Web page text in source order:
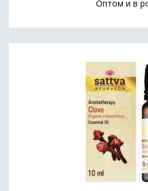
Оптом и в